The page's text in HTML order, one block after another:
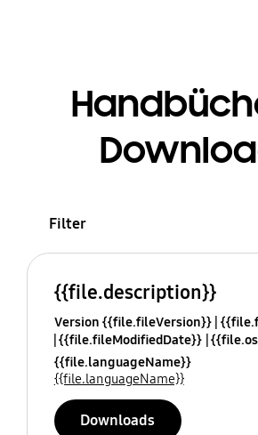
Filter
{{file.description}}
Version {{file.fileVersion}}
{{file.fileModifiedDate}}
{{file.languageName}}
{{file.languageName}}
Downloads